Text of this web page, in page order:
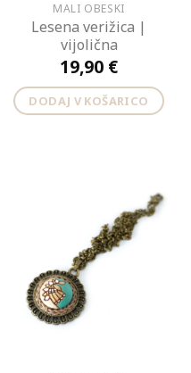
MALI OBESKI
Lesena verižica |
vijolična
19,90 €
DODAJ V KOŠARICO